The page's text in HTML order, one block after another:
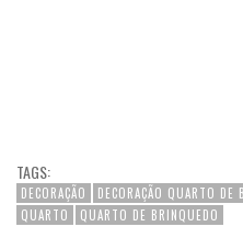
TAGS:
DECORAÇÃO DECORAÇÃO QUARTO DE
QUARTO
QUARTO DE BRINQUEDO